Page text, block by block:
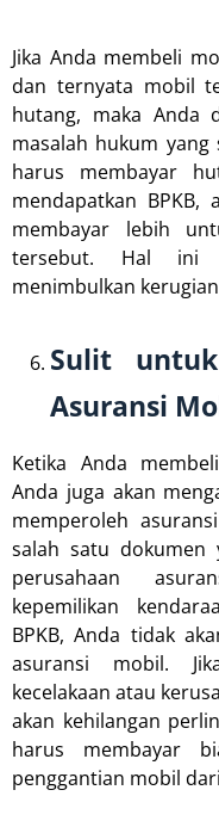
Jika Anda membeli
dan ternyata mobil
hutang, maka Anda
masalah hukum
harus membayar
mendapatkan BPKB,
membayar lebih
tersebut. Hal ini
menimbulkan
Sulit
Asuransi
Ketika Anda
Anda juga akan
memperoleh
salah satu dokumen
perusahaan
kepemilikan
BPKB, Anda tidak
asuransi mobil.
kecelakaan atau
akan kehilangan
harus membayar
penggantian mobil